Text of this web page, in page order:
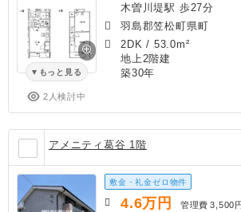
もっと見る
2人検討中
木曽川堤駅 歩27分
羽島郡笠松町県町
2DK / 53.0m²
地上2階建
築30年
アメニティ葛谷 1階
敷金・礼金ゼロ物件
4.6万円 管理費 3,500